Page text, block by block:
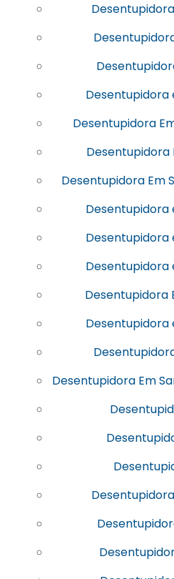
Desentupidora
Desentupidora
Desentupidora
Desentupidora Em
Desentupidora
Desentupidora
Desentupidora
Desentupidora
Desentupidora
Desentupidora Em